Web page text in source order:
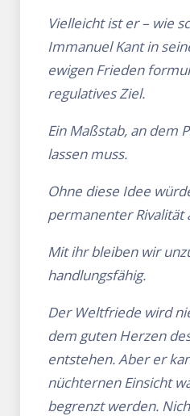
Vielleicht ist er – wie
Immanuel Kant in
ewigen Frieden
regulatives Ziel.
Ein Maßstab, an dem
lassen muss.
Ohne diese Idee
permanenter Rivalität
Mit ihr bleiben wir
handlungsfähig.
Der Weltfriede wird
dem guten Herzen
entstehen. Aber er
nüchternen Einsicht
begrenzt werden.